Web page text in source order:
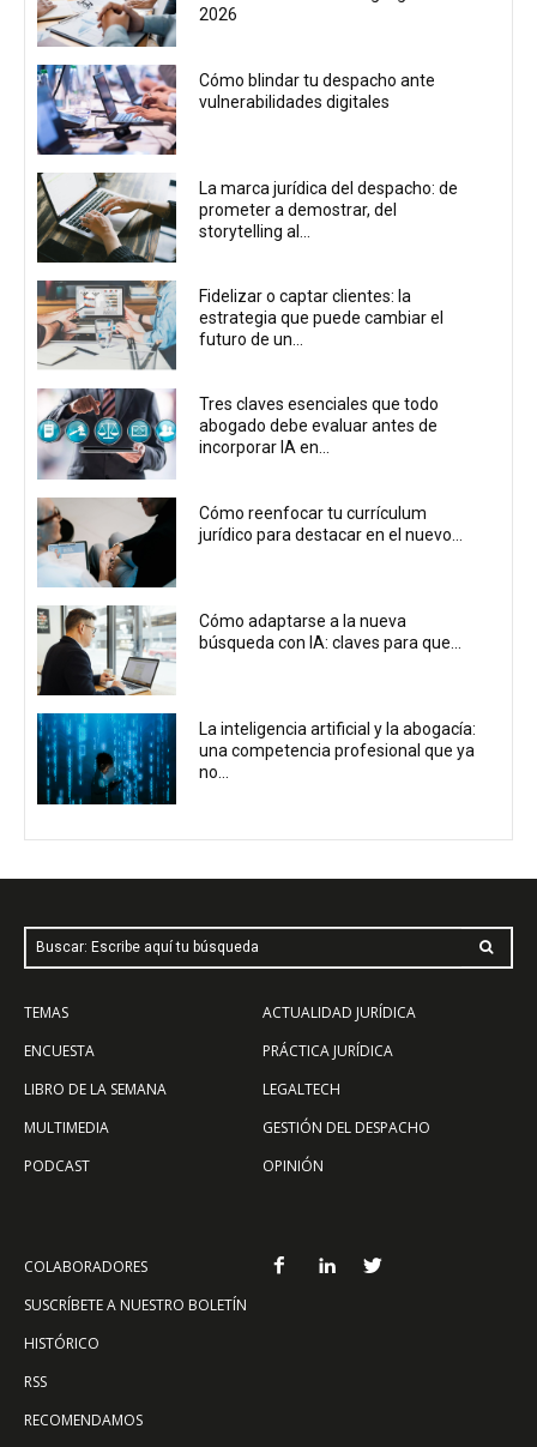
2026
Cómo blindar tu despacho ante
vulnerabilidades digitales
La marca jurídica del despacho: de
prometer a demostrar, del
storytelling al...
Fidelizar o captar clientes: la
estrategia que puede cambiar el
futuro de un...
Tres claves esenciales que todo
abogado debe evaluar antes de
incorporar IA en...
Cómo reenfocar tu currículum
jurídico para destacar en el nuevo...
Cómo adaptarse a la nueva
búsqueda con IA: claves para que...
La inteligencia artificial y la abogacía:
una competencia profesional que ya
no...
Buscar: Escribe aquí tu búsqueda
TEMAS
ENCUESTA
LIBRO DE LA SEMANA
MULTIMEDIA
PODCAST
ACTUALIDAD JURÍDICA
PRÁCTICA JURÍDICA
LEGALTECH
GESTIÓN DEL DESPACHO
OPINIÓN
COLABORADORES
SUSCRÍBETE A NUESTRO BOLETÍN
HISTÓRICO
RSS
RECOMENDAMOS